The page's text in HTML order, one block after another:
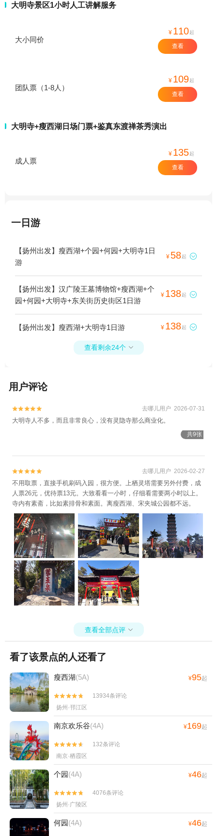
大明寺景区1小时人工讲解服务
大小同价
¥ 110起
查看
团队票（1-8人）
¥ 109起
查看
大明寺+瘦西湖日场门票+鉴真东渡禅茶秀演出
成人票
¥ 135起
查看
一日游
【扬州出发】瘦西湖+个园+何园+大明寺1日
游
¥ 58起 
【扬州出发】汉广陵王墓博物馆+瘦西湖+个
园+何园+大明寺+东关街历史街区1日游
¥ 138起 
【扬州出发】瘦西湖+大明寺1日游 ¥ 138起 
查看剩余24个 
用户评论

 去哪儿用户 2026-07-31
大明寺人不多，而且非常良心，没有灵隐寺那么商业化。
共9张

 去哪儿用户 2026-02-27
不用取票，直接手机刷码入园，很方便。上栖灵塔需要另外付费，成
人票26元，优待票13元。大致看看一小时，仔细看需要两小时以上。
寺内有素斋，比如素排骨和素面。离瘦西湖、宋夹城公园都不远。
查看全部点评 
看了该景点的人还看了
瘦西湖(5A) ¥95起


13934条评论
扬州·邗江区
南京欢乐谷(4A) ¥169起


132条评论
南京·栖霞区
个园(4A) ¥46起


4076条评论
扬州·广陵区
何园(4A) ¥46起